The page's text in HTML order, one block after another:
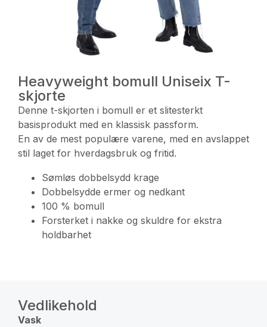
Heavyweight bomull Uniseix T-
skjorte
Denne t-skjorten i bomull er et slitesterkt
basisprodukt med en klassisk passform.
En av de mest populære varene, med en avslappet
stil laget for hverdagsbruk og fritid.
Sømløs dobbelsydd krage
Dobbelsydde ermer og nedkant
100 % bomull
Forsterket i nakke og skuldre for ekstra
holdbarhet
Vedlikehold
Vask